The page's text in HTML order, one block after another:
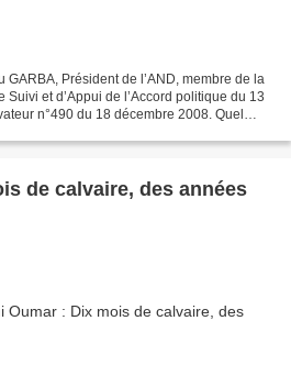
GARBA, Président de l’AND, membre de la
et d’Appui de l’Accord politique du 13
n°490 du 18 décembre 2008. Quel
de calvaire, des années